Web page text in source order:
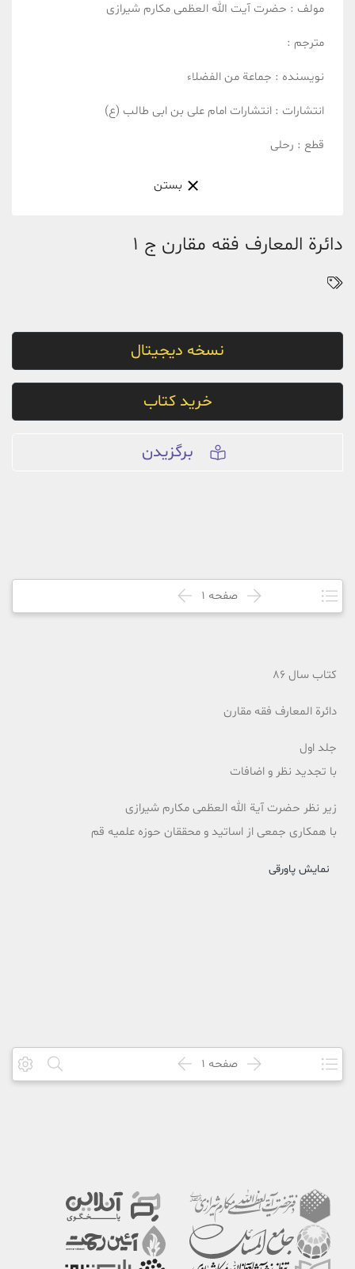
دائرة المعارف فقه مقارن ج 1
نسخه دیجیتال
خرید کتاب
برگزیدن
صفحه 1
کتاب سال 86
دائرة المعارف فقه مقارن
جلد اول
با تجدید نظر و اضافات
زير نظر حضرت آية الله العظمى مكارم شيرازى
با همکاری جمعی از اساتید و محققان حوزه علمیه قم
نمایش پاورقی
صفحه 1
مولف : حضرت آیت الله العظمی مکارم شیرازی
مترجم :
نویسنده : جماعة من الفضلاء
انتشارات : انتشارات امام علی بن ابی طالب (ع)
قطع : رحلی
بستن